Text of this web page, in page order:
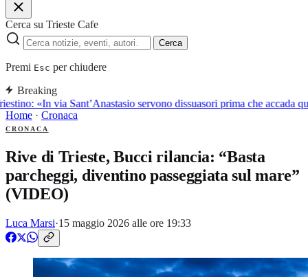
Cerca su Trieste Cafe
Cerca
Premi Esc per chiudere
Breaking
«In via Sant’Anastasio servono dissuasori prima che accada
Home · Cronaca
CRONACA
Rive di Trieste, Bucci rilancia: “Basta
parcheggi, diventino passeggiata sul mare”
(VIDEO)
Luca Marsi·15 maggio 2026 alle ore 19:33